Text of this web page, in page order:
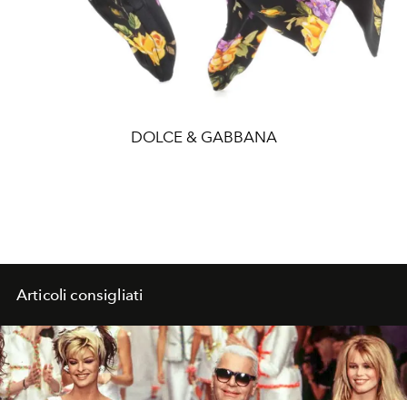
DOLCE & GABBANA
Articoli consigliati